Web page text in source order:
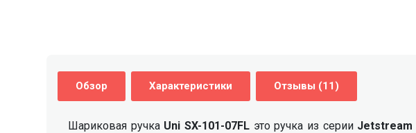
Обзор Характеристики Отзывы (11)
Шариковая ручка Uni SX-101-07FL это ручка из серии Jetstream